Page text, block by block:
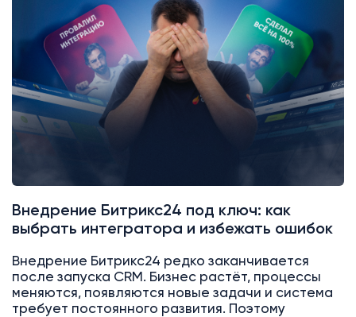
Интеграции
Внедрение Битрикс24 под ключ: как
выбрать интегратора и избежать ошибок
Внедрение Битрикс24 редко заканчивается
после запуска CRM. Бизнес растёт, процессы
меняются, появляются новые задачи и система
требует постоянного развития. Поэтому